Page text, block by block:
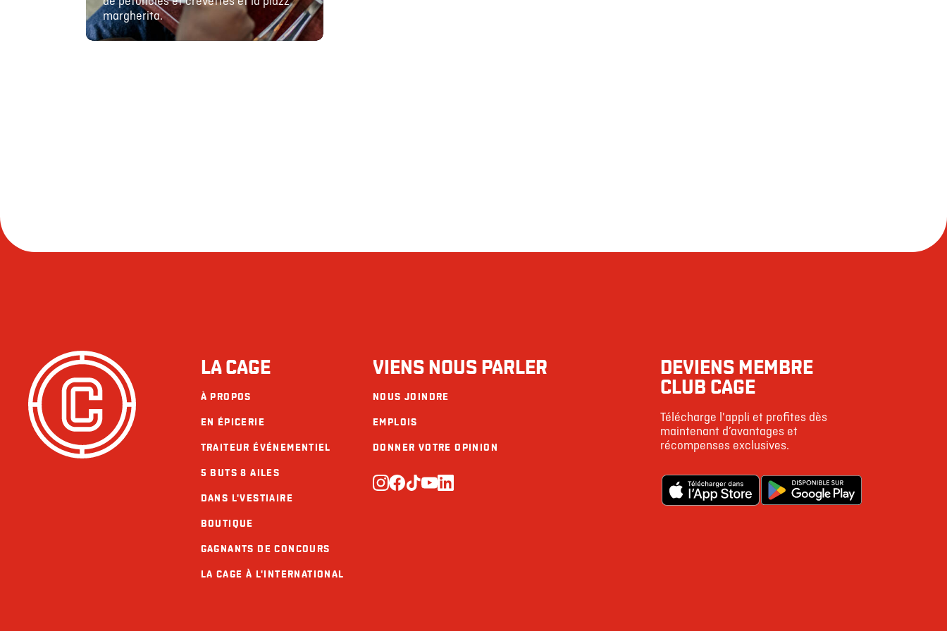
margherita.
LA CAGE
À PROPOS
EN ÉPICERIE
TRAITEUR ÉVÉNEMENTIEL
5 BUTS 8 AILES
DANS L'VESTIAIRE
BOUTIQUE
GAGNANTS DE CONCOURS
LA CAGE À L'INTERNATIONAL
VIENS NOUS PARLER
NOUS JOINDRE
EMPLOIS
DONNER VOTRE OPINION
DEVIENS MEMBRE
CLUB CAGE
Télécharge l'appli et profites dès
maintenant d’avantages et
récompenses exclusives.